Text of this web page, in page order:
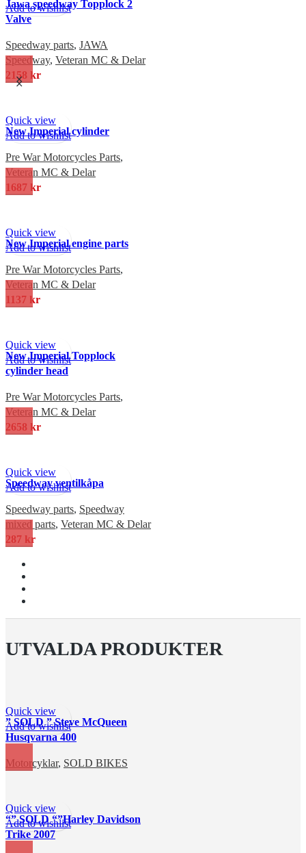
Add to wishlist
Jawa speedway Topplock 2
Valve
Speedway parts, JAWA
Speedway, Veteran MC & Delar
2158 kr
Quick view
Add to wishlist
New Imperial cylinder
Pre War Motorcycles Parts,
Veteran MC & Delar
1687 kr
Quick view
Add to wishlist
New Imperial engine parts
Pre War Motorcycles Parts,
Veteran MC & Delar
1137 kr
Quick view
Add to wishlist
New Imperial Topplock
cylinder head
Pre War Motorcycles Parts,
Veteran MC & Delar
2658 kr
Quick view
Add to wishlist
Speedway ventilkåpa
Speedway parts, Speedway
mixed parts, Veteran MC & Delar
287 kr
UTVALDA PRODUKTER
Quick view
Add to wishlist
” SOLD ” Steve McQueen
Husqvarna 400
Motorcyklar, SOLD BIKES
Quick view
Add to wishlist
“” SOLD “”Harley Davidson
Trike 2007